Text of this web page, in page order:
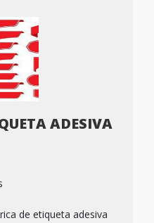
ADESIVA
de etiqueta adesiva